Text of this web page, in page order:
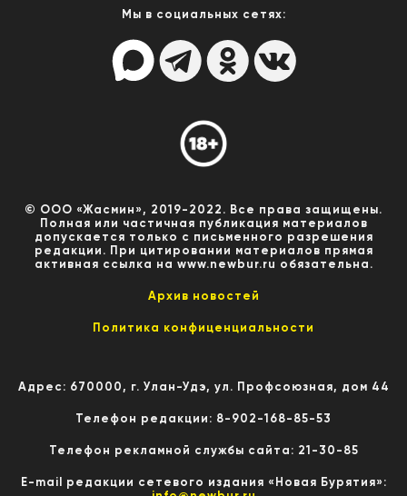
Мы в социальных сетях:
© ООО «Жасмин», 2019-2022. Все права защищены.
Полная или частичная публикация материалов
допускается только с письменного разрешения
редакции. При цитировании материалов прямая
активная ссылка на www.newbur.ru обязательна.
Архив новостей
Политика конфиценциальности
Адрес: 670000, г. Улан-Удэ, ул. Профсоюзная, дом 44
Телефон редакции: 8-902-168-85-53
Телефон рекламной службы сайта: 21-30-85
E-mail редакции сетевого издания «Новая Бурятия»: